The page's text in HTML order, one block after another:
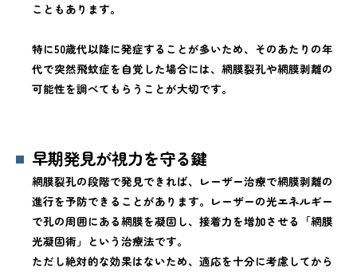
こともあります。
特に50歳代以降に発症することが多いため、そのあたりの年
代で突然飛蚊症を自覚した場合には、網膜裂孔や網膜剥離の
可能性を調べてもらうことが大切です。
早期発見が視力を守る鍵
網膜裂孔の段階で発見できれば、レーザー治療で網膜剥離の
進行を予防できることがあります。レーザーの光エネルギー
で孔の周囲にある網膜を凝固し、接着力を増加させる「網膜
光凝固術」という治療法です。
ただし絶対的な効果はないため、適応を十分に考慮してから